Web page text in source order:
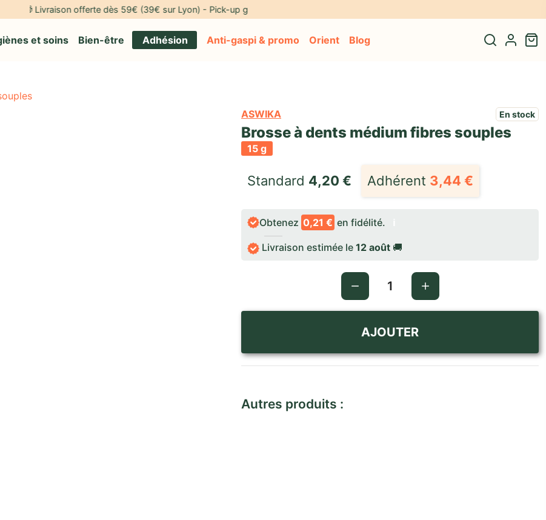
🎁 Livraison offerte dès 59€ (39€ sur Lyon) - Pick-up gratuit à notre adresse* 🎁
et soins Bien-être Adhésion Anti-gaspi & promo Orient Blog
ASWIKA
En stock
Brosse à dents médium fibres souples
15 g
Standard 4,20 € Adhérent 3,44 €
Obtenez 0,21 € en fidélité.
Livraison estimée le 12 août 🚚
AJOUTER
Autres produits :